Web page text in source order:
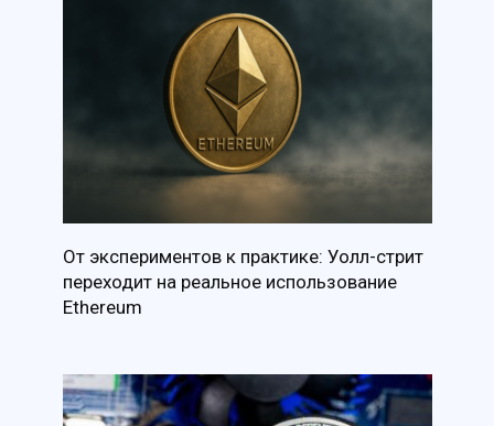
От экспериментов к практике: Уолл-стрит
переходит на реальное использование
Ethereum